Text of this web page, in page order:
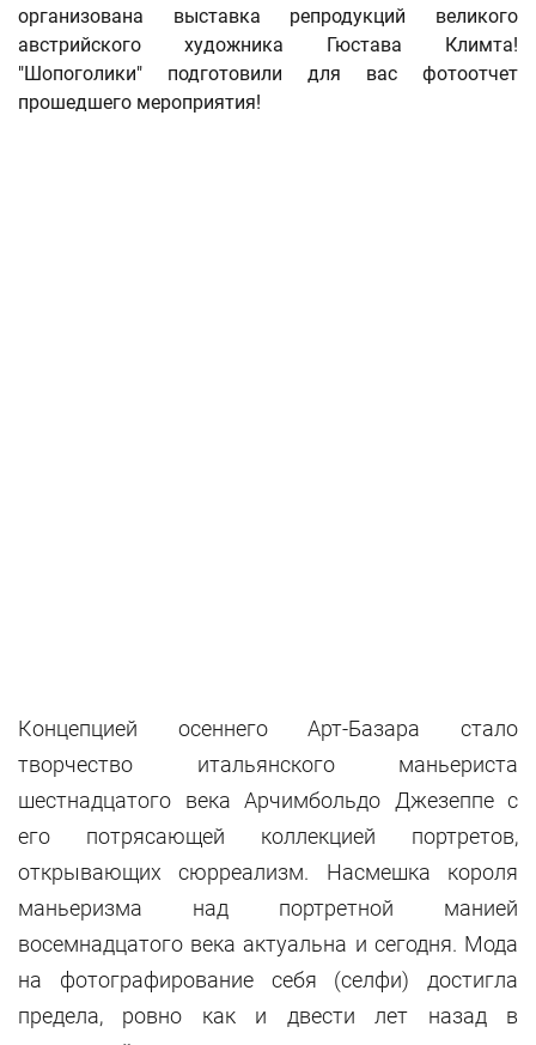
организована выставка репродукций великого
австрийского художника Гюстава Климта!
"Шопоголики" подготовили для вас фотоотчет
прошедшего мероприятия!
Концепцией осеннего Арт-Базара стало
творчество итальянского маньериста
шестнадцатого века Арчимбольдо Джезеппе с
его потрясающей коллекцией портретов,
открывающих сюрреализм. Насмешка короля
маньеризма над портретной манией
восемнадцатого века актуальна и сегодня. Мода
на фотографирование себя (селфи) достигла
предела, ровно как и двести лет назад в